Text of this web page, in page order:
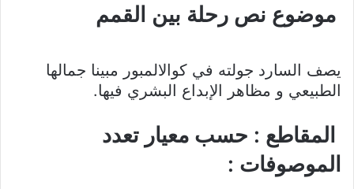
موضوع نص رحلة بين القمم
يصف السارد جولته في كوالالمبور مبينا جمالها
الطبيعي و مظاهر الإبداع البشري فيها.
المقاطع : حسب معيار تعدد
الموصوفات :